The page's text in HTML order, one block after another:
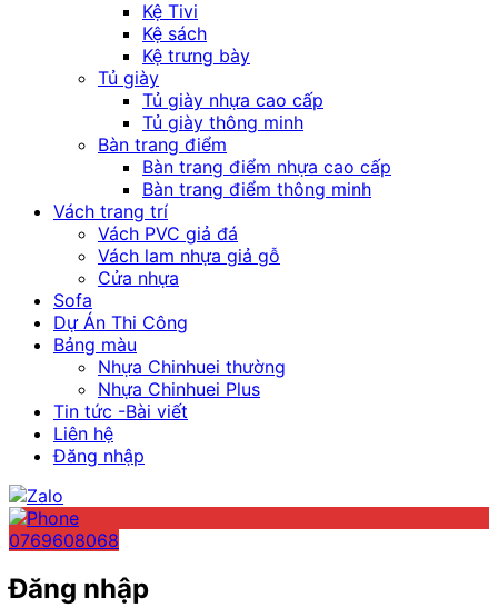
Kệ Tivi
Kệ sách
Kệ trưng bày
Tủ giày
Tủ giày nhựa cao cấp
Tủ giày thông minh
Bàn trang điểm
Bàn trang điểm nhựa cao cấp
Bàn trang điểm thông minh
Vách trang trí
Vách PVC giả đá
Vách lam nhựa giả gỗ
Cửa nhựa
Sofa
Dự Án Thi Công
Bảng màu
Nhựa Chinhuei thường
Nhựa Chinhuei Plus
Tin tức -Bài viết
Liên hệ
Đăng nhập
0769608068
Đăng nhập